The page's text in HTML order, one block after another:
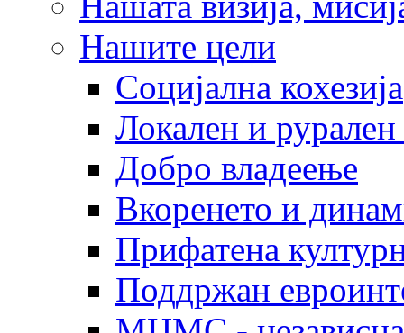
Нашите цели
Социјална кохезија
Локален и рурален
Добро владеење
Вкоренето и
Прифатена
Поддржан